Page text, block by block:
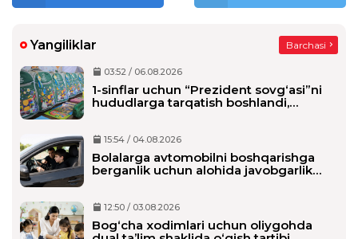
Yangiliklar Barchasi
03:52 / 06.08.2026
1-sinflar uchun “Prezident sovg‘asi”ni
hududlarga tarqatish boshlandi,
15:54 / 04.08.2026
Bolalarga avtomobilni boshqarishga
berganlik uchun alohida javobgarlik
12:50 / 03.08.2026
Bog‘cha xodimlari uchun oliygohda